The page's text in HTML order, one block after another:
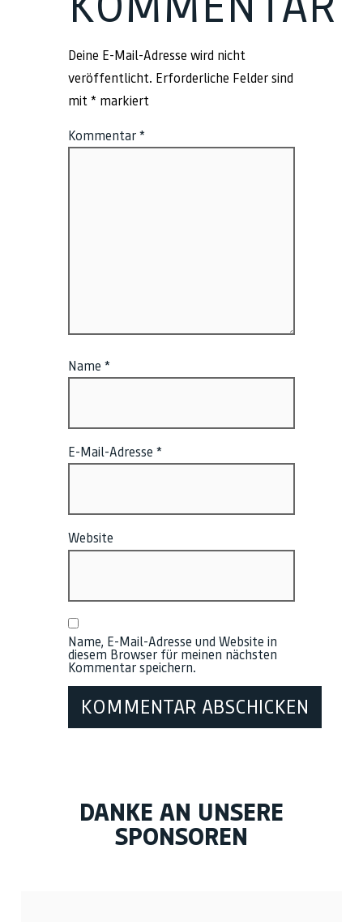
Deine E-Mail-Adresse wird nicht
veröffentlicht. Erforderliche Felder sind
mit * markiert
Kommentar *
Name *
E-Mail-Adresse *
Website
Name, E-Mail-Adresse und Website in
diesem Browser für meinen nächsten
Kommentar speichern.
DANKE AN UNSERE
SPONSOREN